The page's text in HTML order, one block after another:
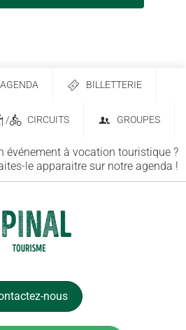
AGENDA BILLETTERIE
/ CIRCUITS GROUPES
événement à vocation touristique ?
le apparaitre sur notre agenda !
nous